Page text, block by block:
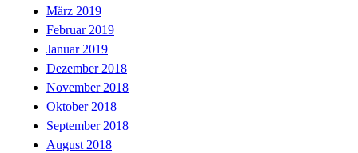
März 2019
Februar 2019
Januar 2019
Dezember 2018
November 2018
Oktober 2018
September 2018
August 2018